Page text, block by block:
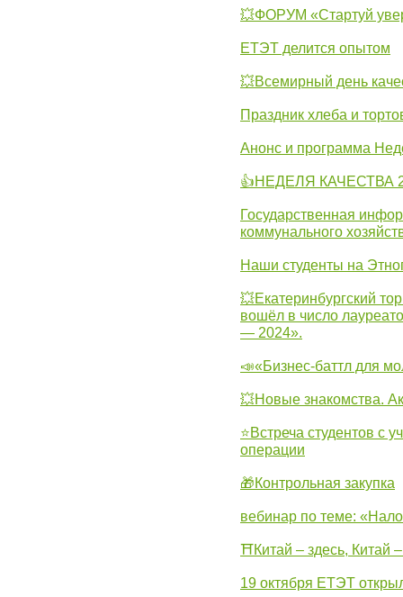
💥ФОРУМ «Стартуй
ЕТЭТ делится опытом
💥Всемирный день
Праздник хлеба и
Анонс и программа
👍НЕДЕЛЯ КАЧЕСТВА
Государственная
коммунального
Наши студенты на
💥Екатеринбургский
вошёл в число
— 2024».
📣«Бизнес-баттл для
💥Новые знакомства.
⭐Встреча студентов с
операции
🎁Контрольная закупка
вебинар по теме:
⛩Китай – здесь, Китай
19 октября ЕТЭТ